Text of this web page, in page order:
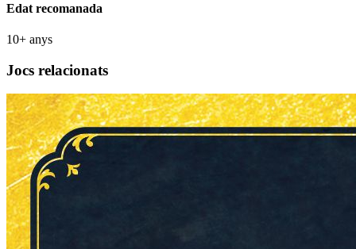
Edat recomanada
10+ anys
Jocs relacionats